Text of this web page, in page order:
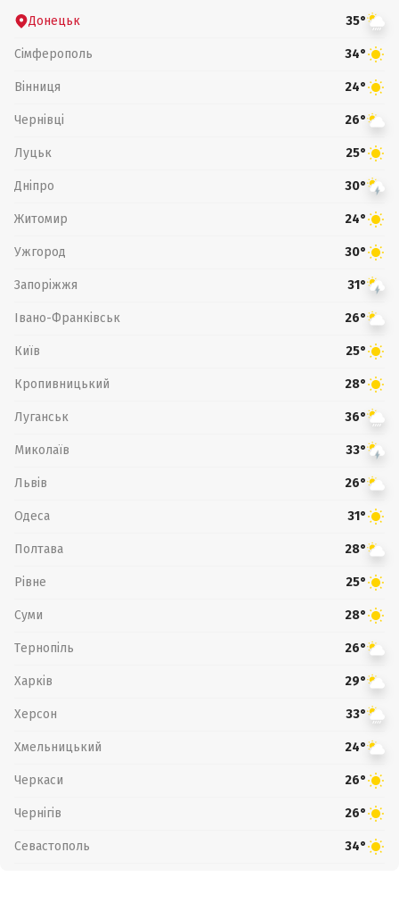
Донецьк 35°
Сімферополь 34°
Вінниця 24°
Чернівці 26°
Луцьк 25°
Дніпро 30°
Житомир 24°
Ужгород 30°
Запоріжжя 31°
Івано-Франківськ 26°
Київ 25°
Кропивницький 28°
Луганськ 36°
Миколаїв 33°
Львів 26°
Одеса 31°
Полтава 28°
Рівне 25°
Суми 28°
Тернопіль 26°
Харків 29°
Херсон 33°
Хмельницький 24°
Черкаси 26°
Чернігів 26°
Севастополь 34°